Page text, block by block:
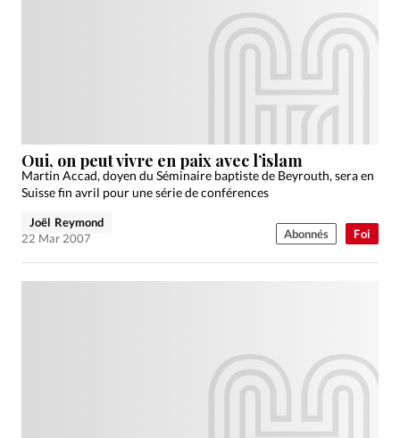
Foi
Oui, on peut vivre en paix avec l’islam
Martin Accad, doyen du Séminaire baptiste de Beyrouth, sera en
Suisse fin avril pour une série de conférences
Joël Reymond
22 Mar 2007
Abonnés